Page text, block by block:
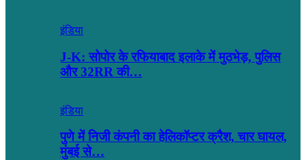
इंडिया
J-K: सोपोर के रफियाबाद इलाके में मुठभेड़, पुलिस
और 32RR की…
इंडिया
पुणे में निजी कंपनी का हेलिकॉप्टर क्रैश, चार घायल,
मुंबई से…